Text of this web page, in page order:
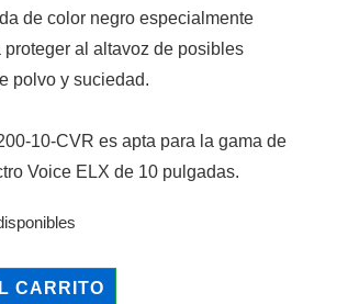
de color negro especialmente
al altavoz de posibles
polvo y suciedad.
10-CVR es apta para la gama de
Voice ELX de 10 pulgadas.
CARRITO